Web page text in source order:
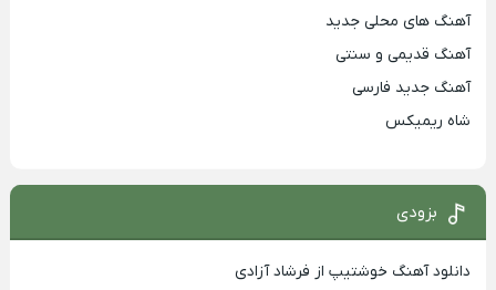
آهنگ های محلی جدید
آهنگ قدیمی و سنتی
آهنگ جدید فارسی
شاه ریمیکس
بزودی
دانلود آهنگ خوشتیپ از فرشاد آزادی